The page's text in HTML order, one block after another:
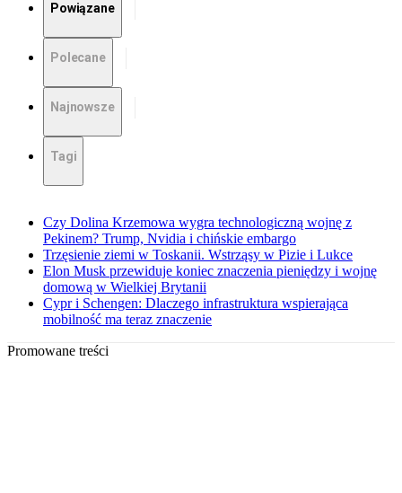
Powiązane
Polecane
Najnowsze
Tagi
Czy Dolina Krzemowa wygra technologiczną wojnę z
Pekinem? Trump, Nvidia i chińskie embargo
Trzęsienie ziemi w Toskanii. Wstrząsy w Pizie i Lukce
Elon Musk przewiduje koniec znaczenia pieniędzy i wojnę
domową w Wielkiej Brytanii
Cypr i Schengen: Dlaczego infrastruktura wspierająca
mobilność ma teraz znaczenie
Promowane treści